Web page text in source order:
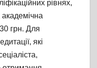
рівнях,
грн. Для
які